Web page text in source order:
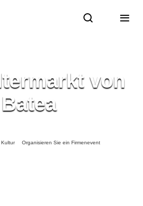
von
Batea
Organisieren Sie ein Firmenevent